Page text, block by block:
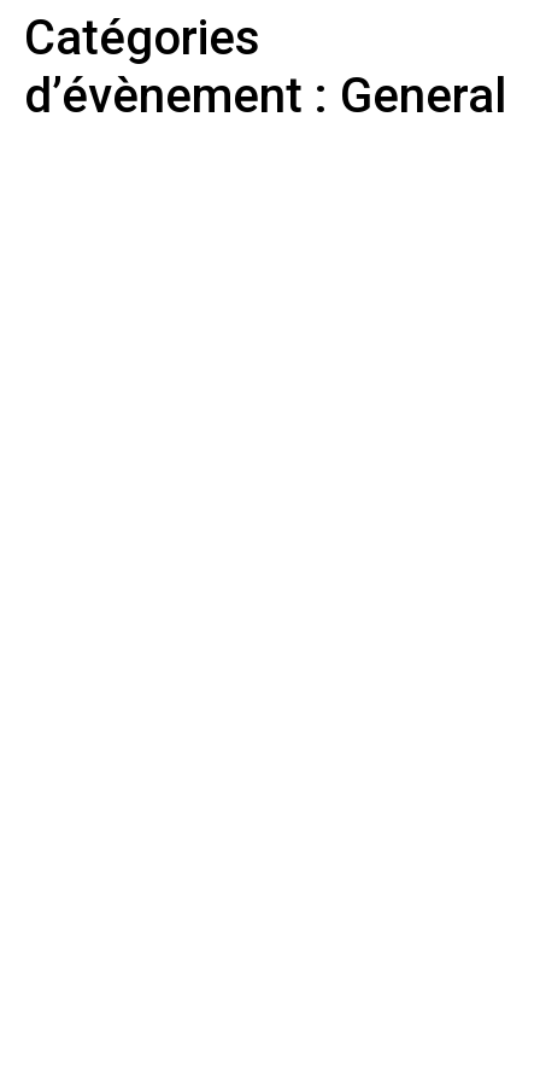
Catégories
d’évènement : General